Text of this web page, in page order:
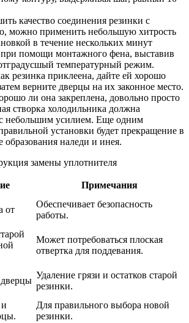
качество соединения резинки с
можно применить небольшую хитрость
в течение нескольких минут
при помощи монтажного фена, выставив
температурный режим.
резинка приклеена, дайте ей хорошо
верните дверцы на их законное место.
ли она закреплена, довольно просто
створка холодильника должна
с небольшим усилием. Еще одним
установки будет прекращение в
образования наледи и инея.
Примечания
от
Обеспечивает безопасность
работы.
Может потребоваться плоская
отвертка для поддевания.
Удаление грязи и остатков старой
резинки.
Для правильного выбора новой
резинки.